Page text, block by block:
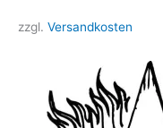
zzgl. Versandkosten